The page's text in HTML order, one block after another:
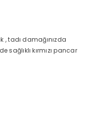
, tadı damağınızda
sağlıklı kırmızı pancar